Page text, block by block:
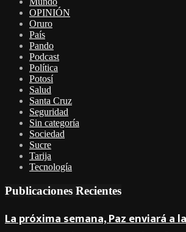
OPINIÓN
Oruro
País
Pando
Podcast
Política
Potosí
Salud
Santa Cruz
Seguridad
Sin categoría
Sociedad
Sucre
Tarija
Tecnología
Publicaciones Recientes
La próxima semana, Paz enviará a